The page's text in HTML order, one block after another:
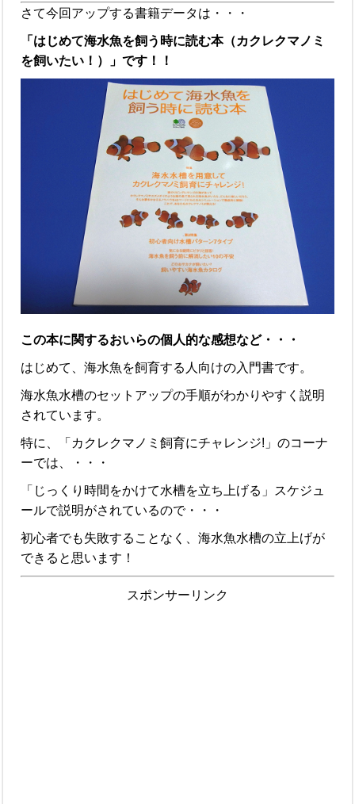
さて今回アップする書籍データは・・・
「はじめて海水魚を飼う時に読む本（カクレクマノミ
を飼いたい！）」です！！
この本に関するおいらの個人的な感想など・・・
はじめて、海水魚を飼育する人向けの入門書です。
海水魚水槽のセットアップの手順がわかりやすく説明
されています。
特に、「カクレクマノミ飼育にチャレンジ!」のコーナ
ーでは、・・・
「じっくり時間をかけて水槽を立ち上げる」スケジュ
ールで説明がされているので・・・
初心者でも失敗することなく、海水魚水槽の立上げが
できると思います！
スポンサーリンク